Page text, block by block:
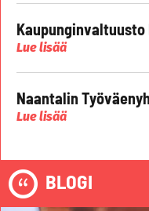
Kaupunginvaltuusto
Lue lisää
Naantalin
Lue lisää
BLOGI